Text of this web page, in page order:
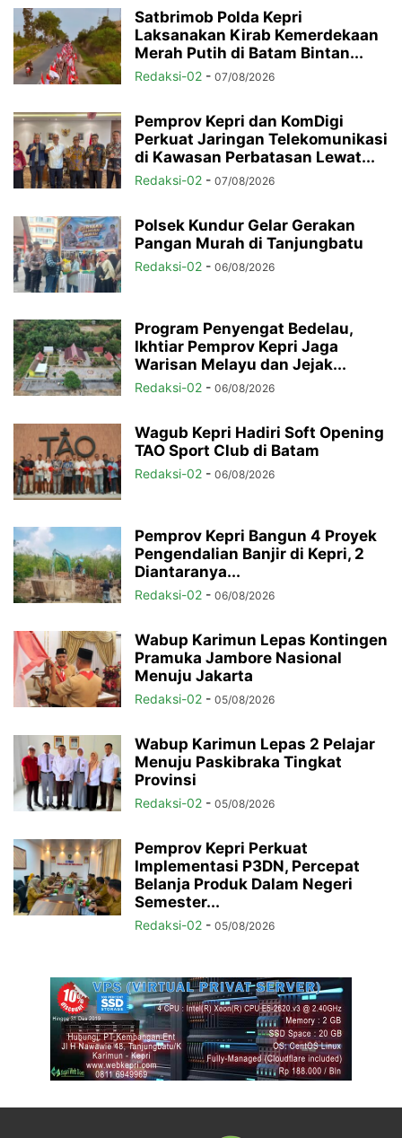
Satbrimob Polda Kepri
Laksanakan Kirab Kemerdekaan
Merah Putih di Batam Bintan...
Redaksi-02 - 07/08/2026
Pemprov Kepri dan KomDigi
Perkuat Jaringan Telekomunikasi
di Kawasan Perbatasan Lewat...
Redaksi-02 - 07/08/2026
Polsek Kundur Gelar Gerakan
Pangan Murah di Tanjungbatu
Redaksi-02 - 06/08/2026
Program Penyengat Bedelau,
Ikhtiar Pemprov Kepri Jaga
Warisan Melayu dan Jejak...
Redaksi-02 - 06/08/2026
Wagub Kepri Hadiri Soft Opening
TAO Sport Club di Batam
Redaksi-02 - 06/08/2026
Pemprov Kepri Bangun 4 Proyek
Pengendalian Banjir di Kepri, 2
Diantaranya...
Redaksi-02 - 06/08/2026
Wabup Karimun Lepas Kontingen
Pramuka Jambore Nasional
Menuju Jakarta
Redaksi-02 - 05/08/2026
Wabup Karimun Lepas 2 Pelajar
Menuju Paskibraka Tingkat
Provinsi
Redaksi-02 - 05/08/2026
Pemprov Kepri Perkuat
Implementasi P3DN, Percepat
Belanja Produk Dalam Negeri
Semester...
Redaksi-02 - 05/08/2026